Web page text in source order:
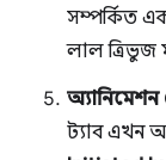
সম্পর্কিত
লাল ত্রিভুজ
অ্যানিমেশন
ট্যাব এখন